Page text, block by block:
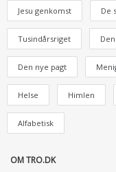
Jesu genkomst De
Tusindårsriget
Den nye pagt
Helse Himlen
Alfabetisk
OM TRO.DK